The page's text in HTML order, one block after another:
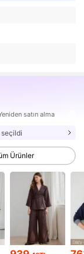
satın alma
Ürünler